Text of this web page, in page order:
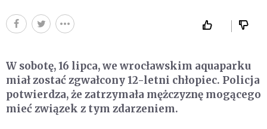
W sobotę, 16 lipca, we wrocławskim aquaparku
miał zostać zgwałcony 12-letni chłopiec. Policja
potwierdza, że zatrzymała mężczyznę mogącego
mieć związek z tym zdarzeniem.